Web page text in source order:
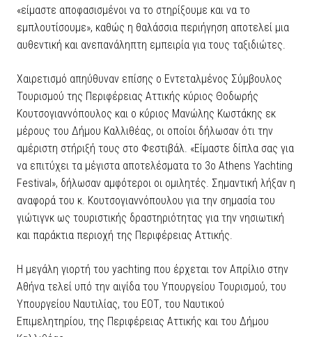
«είμαστε αποφασισμένοι να το στηρίξουμε και να το
εμπλουτίσουμε», καθώς η θαλάσσια περιήγηση αποτελεί μια
αυθεντική και ανεπανάληπτη εμπειρία για τους ταξιδιώτες.
Χαιρετισμό απηύθυναν επίσης ο Εντεταλμένος Σύμβουλος
Τουρισμού της Περιφέρειας Αττικής κύριος Θοδωρής
Κουτσογιαννόπουλος και ο κύριος Μανώλης Κωστάκης εκ
μέρους του Δήμου Καλλιθέας, οι οποίοι δήλωσαν ότι την
αμέριστη στήριξή τους στο Φεστιβάλ. «Είμαστε δίπλα σας για
να επιτύχει τα μέγιστα αποτελέσματα το 3o Athens Yachting
Festival», δήλωσαν αμφότεροι οι ομιλητές. Σημαντική λήξαν η
αναφορά του κ. Κουτσογιαννόπουλου για την σημασία του
γιώτιγνκ ως τουριστικής δραστηριότητας για την νησιωτική
και παράκτια περιοχή της Περιφέρειας Αττικής.
Η μεγάλη γιορτή του yachting που έρχεται τον Απρίλιο στην
Αθήνα τελεί υπό την αιγίδα του Υπουργείου Τουρισμού, του
Υπουργείου Ναυτιλίας, του ΕΟΤ, του Ναυτικού
Επιμελητηρίου, της Περιφέρειας Αττικής και του Δήμου